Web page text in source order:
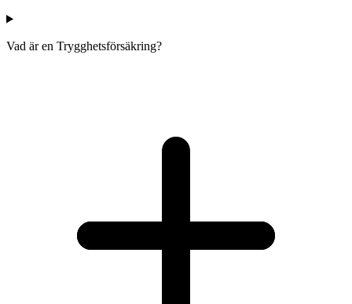
Vad är en Trygghetsförsäkring?